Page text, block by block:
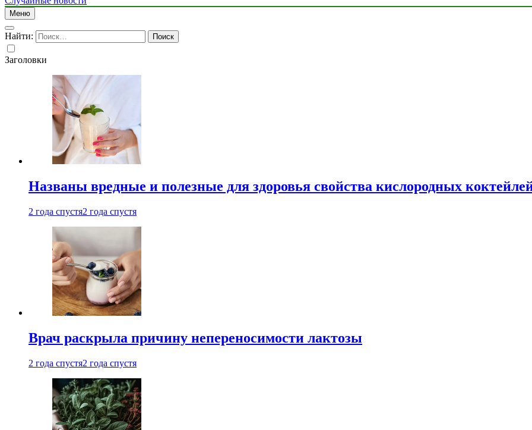
Меню
Найти:
Заголовки
Названы вредные и полезные для здоровья свойства кислородных
2 года спустя2 года спустя
Врач раскрыла причину непереносимости лактозы
2 года спустя2 года спустя